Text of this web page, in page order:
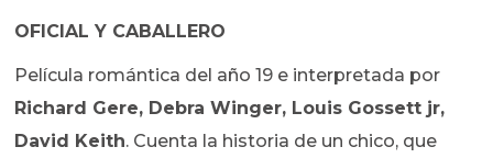
OFICIAL Y CABALLERO
Película romántica del año 19 e interpretada por
Richard Gere, Debra Winger, Louis Gossett jr,
David Keith. Cuenta la historia de un chico, que